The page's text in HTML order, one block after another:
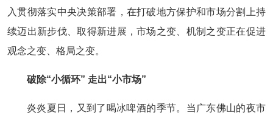
入贯彻落实中央决策部署，在打破地方保护和市场分割上持
续迈出新步伐、取得新进展，市场之变、机制之变正在促进
观念之变、格局之变。
破除“小循环” 走出“小市场”
炎炎夏日，又到了喝冰啤酒的季节。当广东佛山的夜市